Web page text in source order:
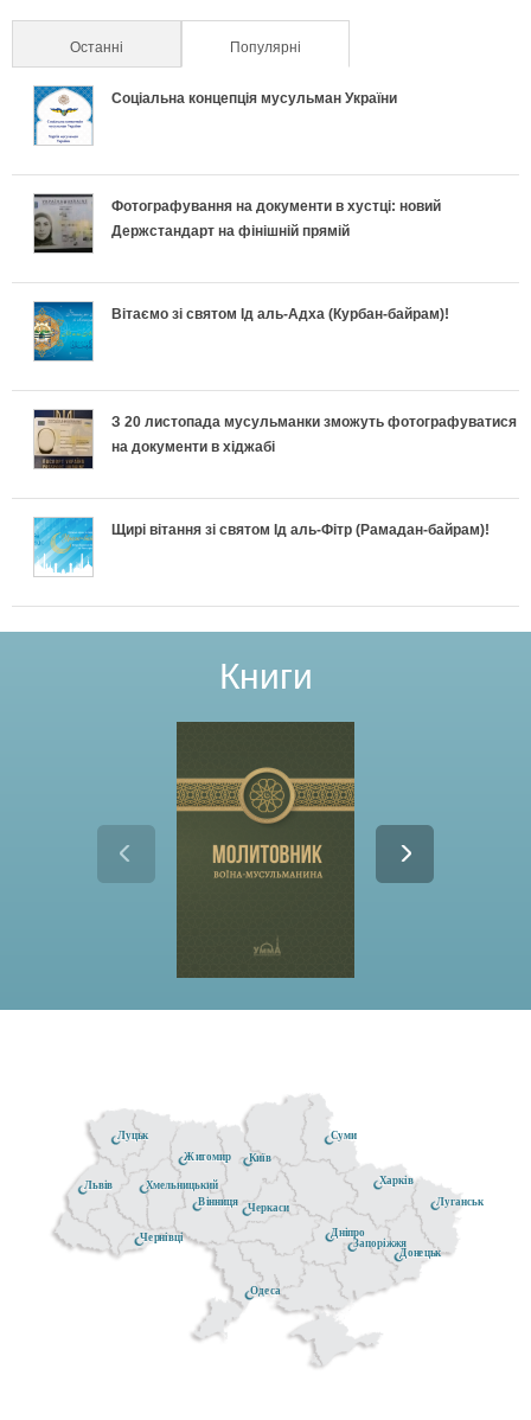
т
о
Останні Популярні
Соціальна концепція мусульман України
Фотографування на документи в хустці: новий
Держстандарт на фінішній прямій
Вітаємо зі святом Ід аль-Адха (Курбан-байрам)!
З 20 листопада мусульманки зможуть фотографуватися
на документи в хіджабі
Щирі вітання зі святом Ід аль-Фітр (Рамадан-байрам)!
Книги
Донецьк
Житомир
Черкаси
Чернівці
Київ
Луганськ
Хмельницький
Луцьк
Дніпро
Одеса
Суми
Вінниця
Запоріжжя
Львів Харків